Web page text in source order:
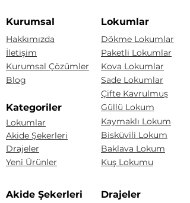
Kurumsal
Hakkımızda
İletişim
Kurumsal Çözümler
Blog
Lokumlar
Dökme Lokumlar
Paketli Lokumlar
Kova Lokumlar
Sade Lokumlar
Çifte Kavrulmuş
Kategoriler
Lokumlar
Akide Şekerleri
Drajeler
Yeni Ürünler
Güllü Lokum
Kaymaklı Lokum
Bisküvili Lokum
Baklava Lokum
Kuş Lokumu
Akide Şekerleri Drajeler